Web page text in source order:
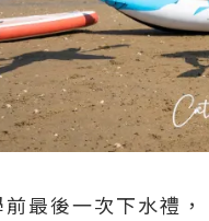
最後一次下水禮，